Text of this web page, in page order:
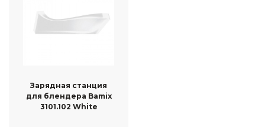
Зарядная станция
для блендера Bamix
3101.102 White